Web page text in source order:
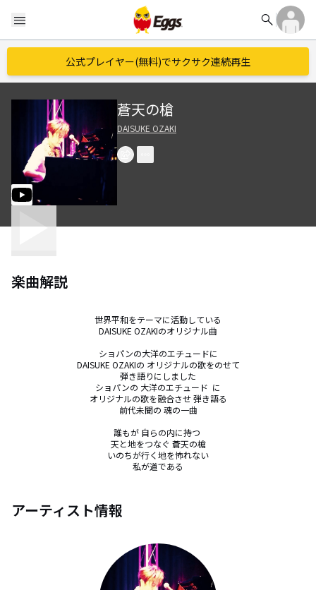
menu search
公式プレイヤー(無料)でサクサク連続再生
蒼天の槍
DAISUKE OZAKI
楽曲解説
世界平和をテーマに活動している
DAISUKE OZAKIのオリジナル曲
ショパンの大洋のエチュードに
DAISUKE OZAKIの オリジナルの歌をのせて
弾き語りにしました
ショパンの 大洋のエチュード  に
オリジナルの歌を融合させ 弾き語る
前代未聞の 魂の一曲
誰もが 自らの内に持つ
天と地をつなぐ 蒼天の槍
いのちが行く地を怖れない
私が道である
アーティスト情報